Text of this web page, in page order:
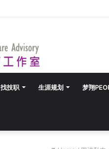
找技职 生涯规划 梦翔